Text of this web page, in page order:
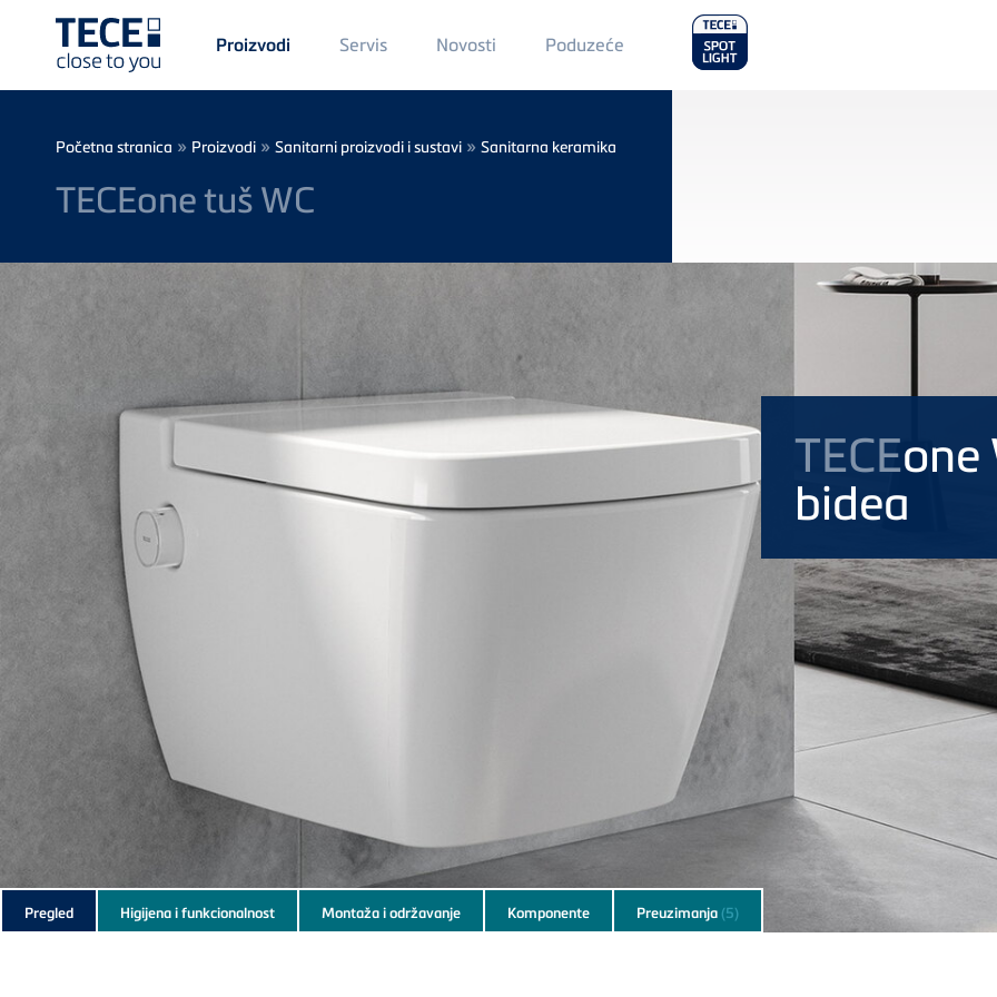
Main
Menü
1
Proizvodi Servis Novosti Main
Menu
2
Poduzeće
Breadcrumb
Početna stranica » Proizvodi » Sanitarni proizvodi i sustavi » Sanitarna keramika
TECEone tuš WC
TECEone
bidea
Subnavigation
of
Pregled Higijena i funkcionalnost Montaža i održavanje Komponente Preuzimanja (5)